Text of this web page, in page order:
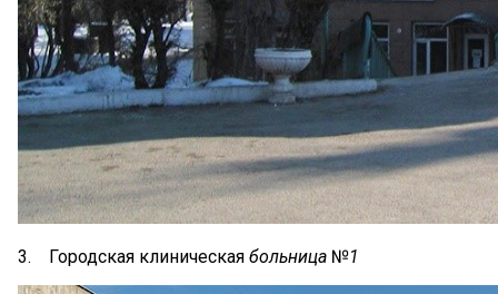
3. Городская клиническая больница №1